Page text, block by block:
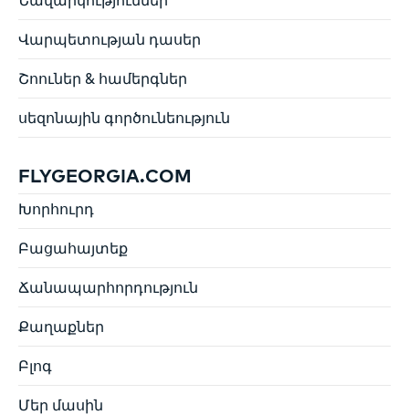
Վարպետության դասեր
Շոուներ & համերգներ
սեզոնային գործունեություն
FLYGEORGIA.COM
Խորհուրդ
Բացահայտեք
Ճանապարհորդություն
Քաղաքներ
Բլոգ
Մեր մասին